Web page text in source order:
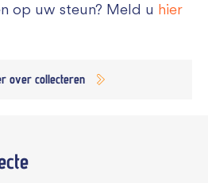
op uw steun? Meld u hier
over collecteren